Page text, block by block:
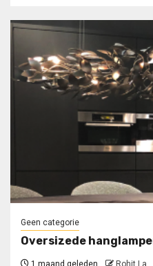
Geen categorie
Oversizede
1 maand geleden Rohit La